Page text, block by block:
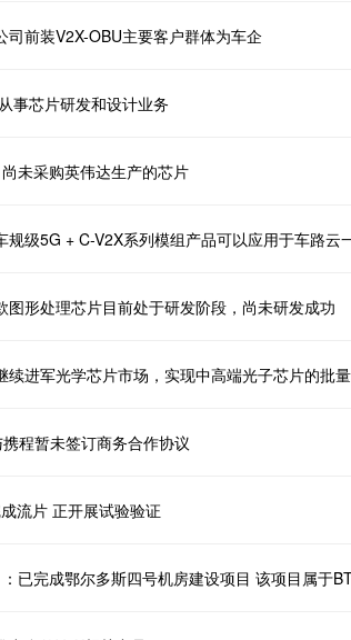
前装V2X-OBU主要客户群体为车企
事芯片研发和设计业务
未采购英伟达生产的芯片
形处理芯片目前处于研发阶段，尚未研发成功
程暂未签订商务合作协议
流片 正开展试验验证